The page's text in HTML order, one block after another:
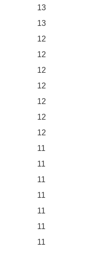
13
13
12
12
12
12
12
12
12
11
11
11
11
11
11
11